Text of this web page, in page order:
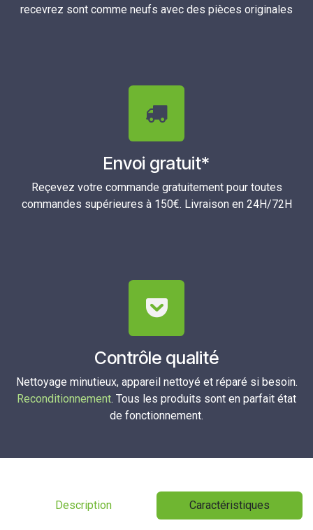
recevrez sont comme neufs avec des pièces originales
Envoi gratuit*
Reçevez votre commande gratuitement pour toutes
commandes supérieures à 150€. Livraison en 24H/72H
Contrôle qualité
Nettoyage minutieux, appareil nettoyé et réparé si besoin.
Reconditionnement. Tous les produits sont en parfait état
de fonctionnement.
Description Caractéristiques